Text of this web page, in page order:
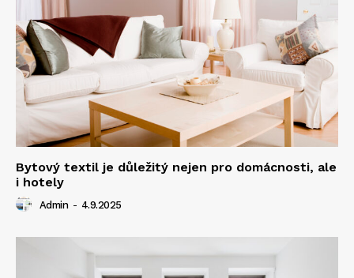
Bytový textil je důležitý nejen pro domácnosti, ale
i hotely
Admin - 4.9.2025